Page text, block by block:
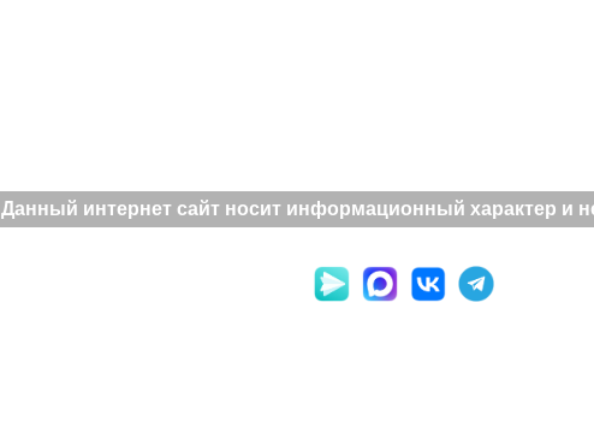
Данный интернет сайт носит информационный характер и